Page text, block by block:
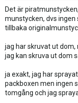
Det är
munstycken, dvs
tillbaka
jag har skruvat ut
jag kan skruva ut dom
ja exakt, jag har
packboxen men ingen
tomgång och jag